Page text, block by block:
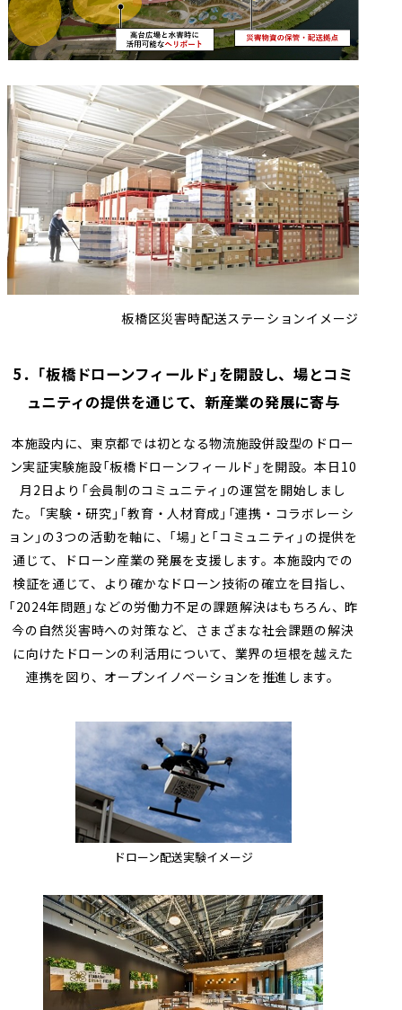
板橋区災害時配送ステーションイメージ
5．「板橋ドローンフィールド」を開設し、場とコミ
ュニティの提供を通じて、新産業の発展に寄与
本施設内に、東京都では初となる物流施設併設型のドロー
ン実証実験施設「板橋ドローンフィールド」を開設。本日 10
月 2 日より「会員制のコミュニティ」の運営を開始しまし
た。「実験・研究」「教育・人材育成」「連携・コラボレーシ
ョン」の3 つの活動を軸に、「場」と「コミュニティ」の提供を
通じて、ドローン産業の発展を支援します。本施設内での
検証を通じて、より確かなドローン技術の確立を目指し、
「 2024年問題」などの労働力不足の課題解決はもちろん、昨
今の自然災害時への対策など、さまざまな社会課題の解決
に向けたドローンの利活用について、業界の垣根を越えた
連携を図り、オープンイノベーションを推進します。
ドローン配送実験イメージ